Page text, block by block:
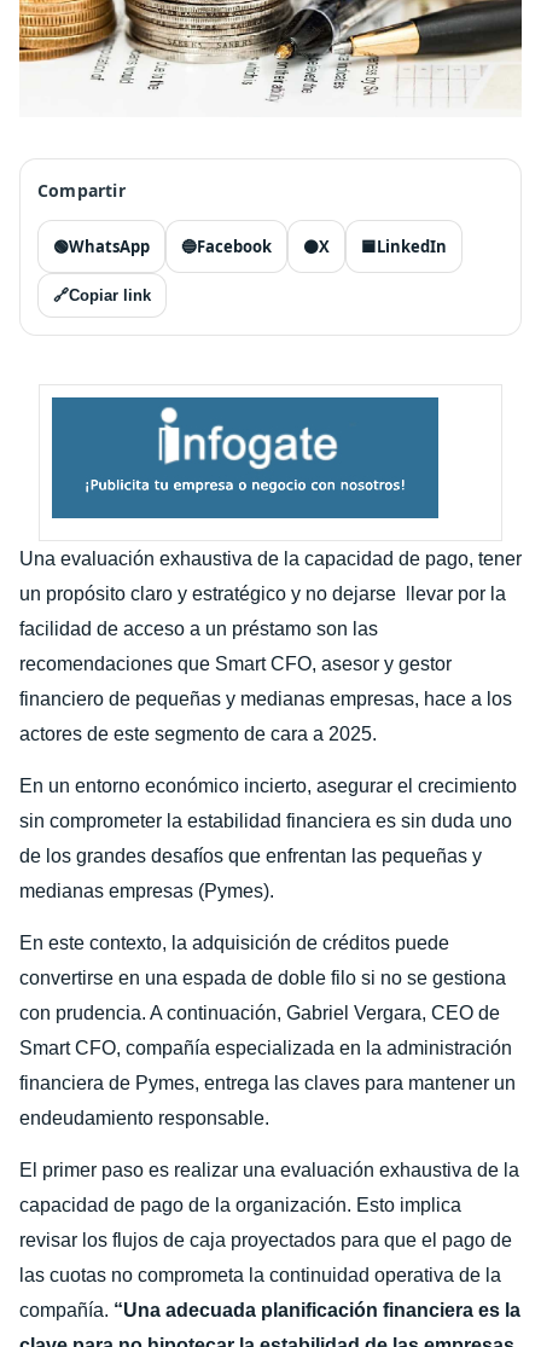
Compartir
🟢WhatsApp 🔵Facebook ⚫X 🟦LinkedIn
🔗Copiar link
Una evaluación exhaustiva de la capacidad de pago, tener
un propósito claro y estratégico y no dejarse llevar por la
facilidad de acceso a un préstamo son las
recomendaciones que Smart CFO, asesor y gestor
financiero de pequeñas y medianas empresas, hace a los
actores de este segmento de cara a 2025.
En un entorno económico incierto, asegurar el crecimiento
sin comprometer la estabilidad financiera es sin duda uno
de los grandes desafíos que enfrentan las pequeñas y
medianas empresas (Pymes).
En este contexto, la adquisición de créditos puede
convertirse en una espada de doble filo si no se gestiona
con prudencia. A continuación, Gabriel Vergara, CEO de
Smart CFO, compañía especializada en la administración
financiera de Pymes, entrega las claves para mantener un
endeudamiento responsable.
El primer paso es realizar una evaluación exhaustiva de la
capacidad de pago de la organización. Esto implica
revisar los flujos de caja proyectados para que el pago de
las cuotas no comprometa la continuidad operativa de la
compañía. “Una adecuada planificación financiera es la